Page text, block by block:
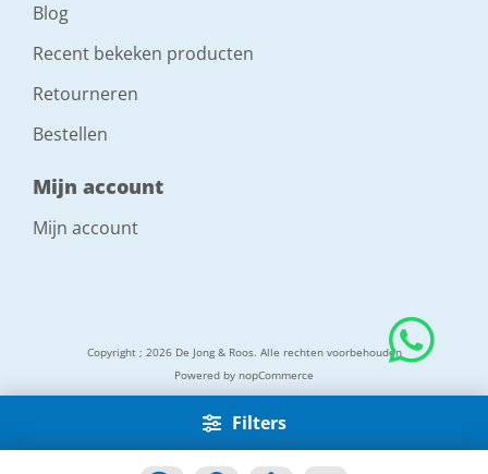
Filters
Blog
Recent bekeken producten
Retourneren
Bestellen
Mijn account
Mijn account
Copyright ; 2026 De Jong & Roos. Alle rechten voorbehouden
Powered by nopCommerce